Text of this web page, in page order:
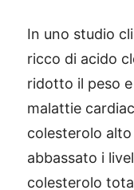
In uno studio
ricco di acido
ridotto il peso
malattie
colesterolo
abbassato i
colesterolo